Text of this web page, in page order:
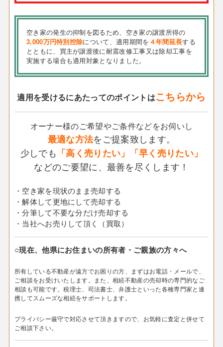
空き家の発生の抑制を図るため、空き家の譲渡所得の
3,000万円特別控除について、適用期間を ４年間延長する
とともに、買主が譲渡後に耐震改修工事又は除却工事を
実施する場合も適用対象となりました。
適用を受けるにあたってのポイントはこちらから
オーナー様のご希望やご条件などをお伺いし
最適な方法をご提案致します。
少しでも 「高く売りたい」「早く売りたい」
などのご要望に、最善を尽くします！
・空き家を現状のまま売却する
・解体して更地にして売却する
・分筆して不要な分だけ売却する
・当社へお売りして頂く（買取）
○現在、他県にお住まいの所有者・ご親族の方々へ
所有している不動産が遠方でお困りの方、まずはお電話・メールで、
ご相談をお受けいたします。 また、相続不動産の売却時の専門的なご
相談も可能です。税理士、司法書士、弁護士といった各種専門家と連
携してスムーズな相続をサポートします。
プライバシー厳守で対応させて頂きますので、お気軽に査定と併せて
ご相談下さい。